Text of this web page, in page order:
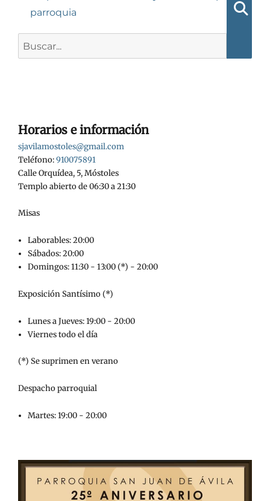
entradas
parroquia
Horarios e información
sjavilamostoles@gmail.com
Teléfono:910075891
Calle Orquídea, 5, Móstoles
Templo abierto de 06:30 a 21:30
Misas
Laborables: 20:00
Sábados: 20:00
Domingos: 11:30 - 13:00 (*) - 20:00
Exposición Santísimo (*)
Lunes a Jueves: 19:00 - 20:00
Viernes todo el día
(*) Se suprimen en verano
Despacho parroquial
Martes: 19:00 - 20:00